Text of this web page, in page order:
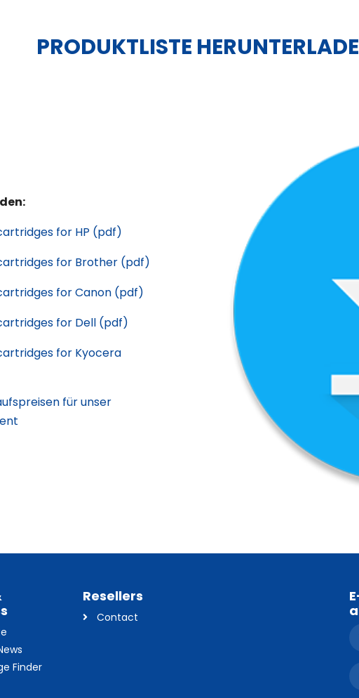
PRODUKTLISTE
for HP (pdf)
for Brother (pdf)
for Canon (pdf)
for Dell (pdf)
for Kyocera
für unser
Finder
Resellers
Contact